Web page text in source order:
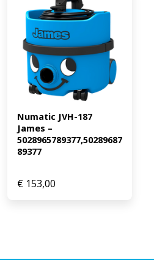
Numatic JVH-187
James –
5028965789377,50289687
89377
€ 153,00